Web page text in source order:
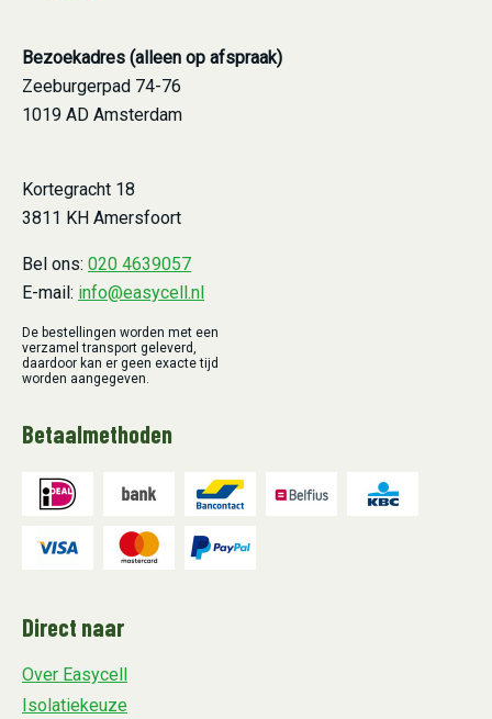
Bezoekadres (alleen op afspraak)
Zeeburgerpad 74-76
1019 AD Amsterdam
Kortegracht 18
3811 KH Amersfoort
Bel ons: 020 4639057
E-mail: info@easycell.nl
De bestellingen worden met een
verzamel transport geleverd,
daardoor kan er geen exacte tijd
worden aangegeven.
Betaalmethoden
Direct naar
Over Easycell
Isolatiekeuze